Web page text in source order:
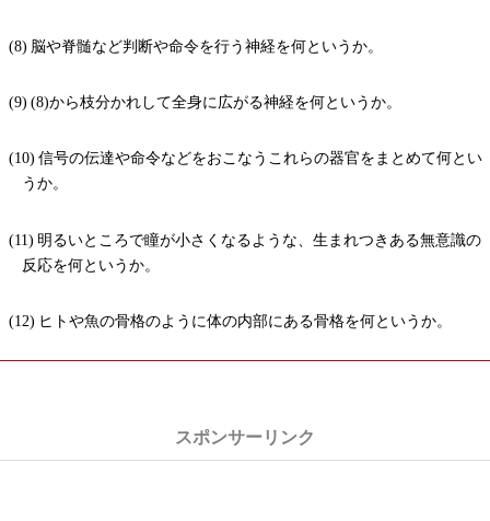
脳や脊髄など判断や命令を行う神経を何というか。
(8)から枝分かれして全身に広がる神経を何というか。
信号の伝達や命令などをおこなうこれらの器官をまとめて何とい
うか。
明るいところで瞳が小さくなるような、生まれつきある無意識の
反応を何というか。
ヒトや魚の骨格のように体の内部にある骨格を何というか。